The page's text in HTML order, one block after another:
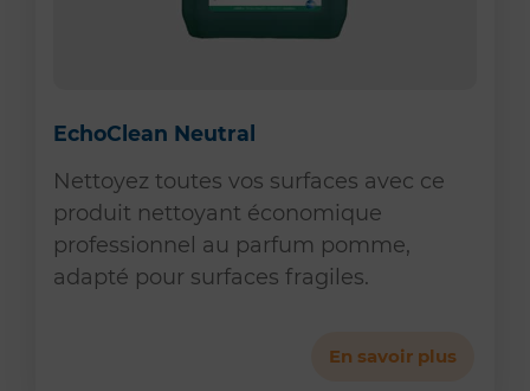
EchoClean Neutral
Nettoyez toutes vos surfaces avec ce
produit nettoyant économique
professionnel au parfum pomme,
adapté pour surfaces fragiles.
En savoir plus